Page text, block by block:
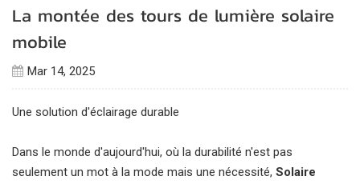
La montée des tours de lumière solaire
mobile
Mar 14, 2025
Une solution d'éclairage durable
Dans le monde d'aujourd'hui, où la durabilité n'est pas
seulement un mot à la mode mais une nécessité, Solaire